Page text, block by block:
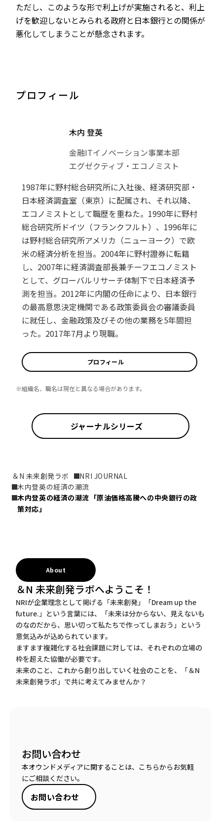
ただし、このような形で利上げが実施されると、利上
げを歓迎しないとみられる政府と日本銀行との関係が
悪化してしまうことが懸念されます。
プロフィール
木内 登英
金融ITイノベーション事業本部
エグゼクティブ・エコノミスト
1987年に野村総合研究所に入社後、経済研究部・
日本経済調査室（東京）に配属され、それ以降、
エコノミストとして職歴を重ねた。1990年に野村
総合研究所ドイツ（フランクフルト）、1996年に
は野村総合研究所アメリカ（ニューヨーク）で欧
米の経済分析を担当。2004年に野村證券に転籍
し、2007年に経済調査部長兼チーフエコノミスト
として、グローバルリサーチ体制下で日本経済予
測を担当。2012年に内閣の任命により、日本銀行
の最高意思決定機関である政策委員会の審議委員
に就任し、金融政策及びその他の業務を5年間担
った。2017年7月より現職。
プロフィール
※組織名、職名は現在と異なる場合があります。
ジャーナルシリーズ
＆N 未来創発ラボ
NRI JOURNAL
木内登英の経済の潮流
木内登英の経済の潮流――「原油価格高騰への中央銀行の政
策対応」
About
＆N 未来創発ラボへようこそ！
NRIが企業理念として掲げる「未来創発」「Dream up the
future.」という言葉には、「未来は分からない、見えないも
のなのだから、思い切って私たちで作ってしまおう」という
意気込みが込められています。
ますます複雑化する社会課題に対しては、それぞれの立場の
枠を超えた協働が必要です。
未来のこと、これから創り出していく社会のことを、「＆N
未来創発ラボ」で共に考えてみませんか？
お問い合わせ
本オウンドメディアに関することは、こちらからお気軽
にご相談ください。
お問い合わせ